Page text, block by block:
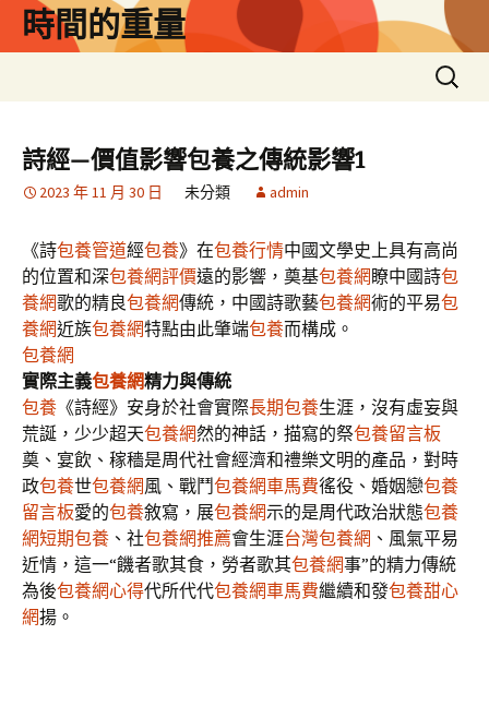
時間的重量
搜
尋
詩經—價值影響包養之傳統影響1
2023 年 11 月 30 日 未分類 admin
《詩包養管道經包養》在包養行情中國文學史上具有高尚
的位置和深包養網評價遠的影響，奠基包養網 瞭中國詩包
養網歌的精良包養網傳統，中國詩歌藝包養網術的平易包
養網近族包養網特點由此肇端包養而構成。
包養網
實際主義包養網精力與傳統
包養 《詩經》安身於社會實際長期包養生涯，沒有虛妄與
荒誕，少少超天包養網然的神話，描寫的祭包養留言板
奠、宴飲、稼穡是周代社會經濟和禮樂文明的產品，對時
政包養世包養網風、戰鬥包養網車馬費徭役、婚姻戀包養
留言板愛的包養敘寫，展包養網示的是周代政治狀態包養
網短期包養 、社包養網推薦會生涯台灣包養網 、風氣平易
近情，這一“饑者歌其食，勞者歌其包養網事”的精力傳統
為後包養網心得代所代代包養網車馬費繼續和發包養甜心
網揚。